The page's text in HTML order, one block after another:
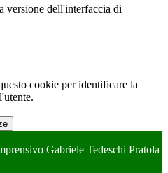
versione dell'interfaccia di
cookie per identificare la
Gabriele Tedeschi Pratola